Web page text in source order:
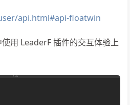
api.html#api-floatwin
用 LeaderF 插件的交互体验上